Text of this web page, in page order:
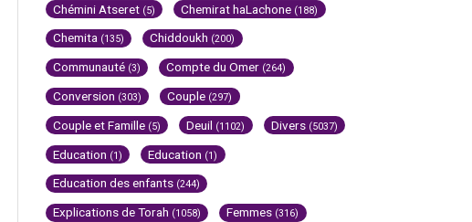
Chémini Atseret (5) Chemirat haLachone (188)
Chemita (135) Chiddoukh (200)
Communauté (3) Compte du Omer (264)
Conversion (303) Couple (297)
Couple et Famille (5) Deuil (1102) Divers (5037)
Education (1) Education (1)
Education des enfants (244)
Explications de Torah (1058) Femmes (316)